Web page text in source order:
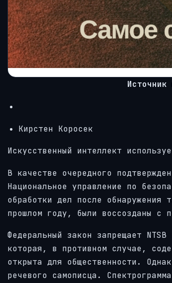
Источник
Кирстен Коросек
Искусственный интеллект
В качестве очередного
Национальное управление по
обработки дел после обнаружения
прошлом году, были воссозданы с
Федеральный закон запрещает
которая, в противном случае,
открыта для общественности.
речевого самописца.